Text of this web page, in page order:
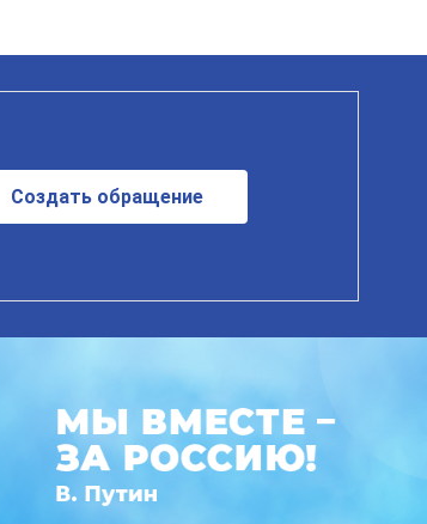
Создать обращение